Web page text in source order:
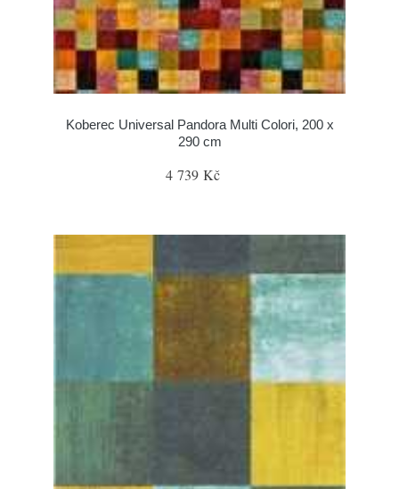
Koberec Universal Pandora Multi Colori, 200 x
290 cm
4 739 Kč